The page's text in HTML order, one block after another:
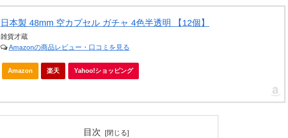
日本製 48mm 空カプセル ガチャ 4色半透明 【12個】
雑貨才蔵
Amazonの商品レビュー・口コミを見る
Amazon 楽天 Yahoo!ショッピング
目次